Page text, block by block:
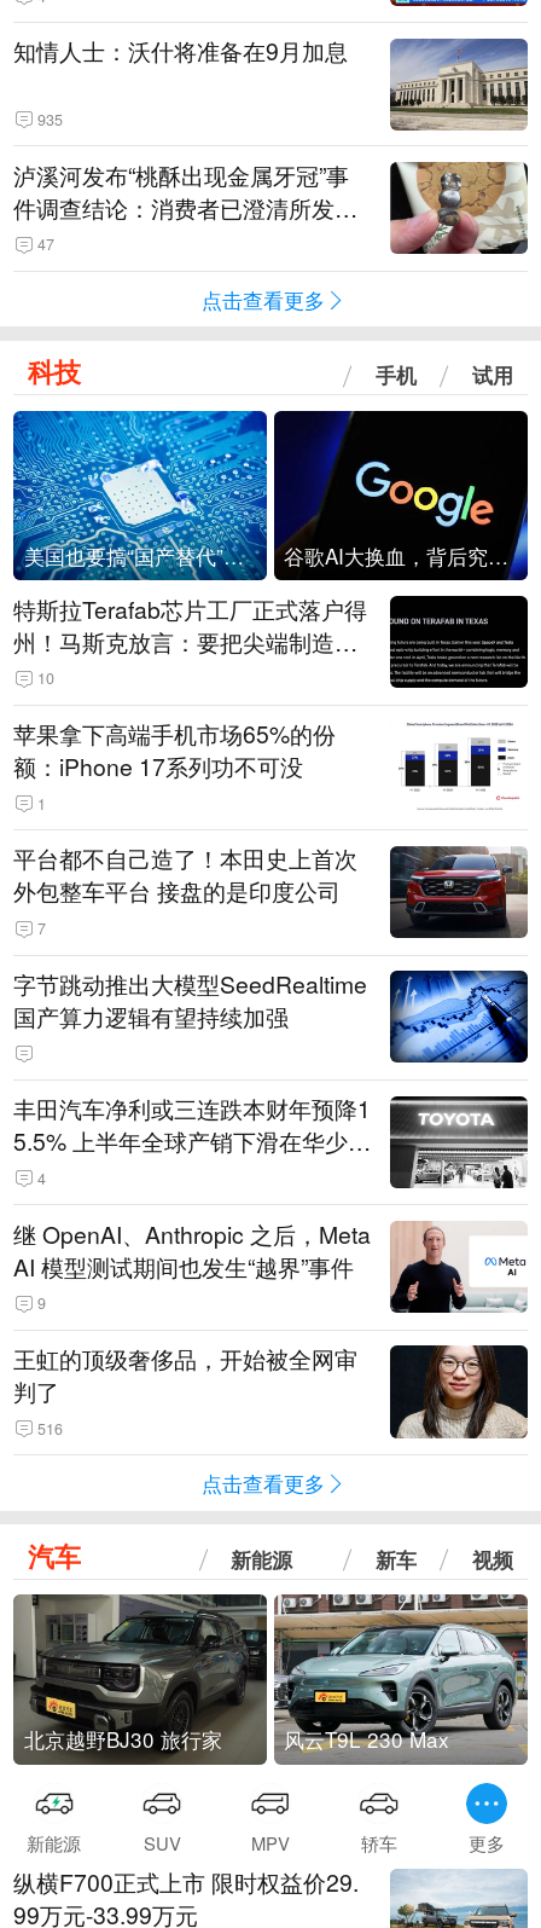
知情人士：沃什将准备在9月加息
935
泸溪河发布“桃酥出现金属牙冠”事
件调查结论：消费者已澄清所发视
频情况不属实
47
点击查看更多
科技 手机 试用
美国也要搞“国产替代”？先算清三笔账 谷歌AI大换血，背后究竟发生了什么？
特斯拉Terafab芯片工厂正式落户得
州！马斯克放言：要把尖端制造带
回美国
10
苹果拿下高端手机市场65%的份
额：iPhone 17系列功不可没
1
平台都不自己造了！本田史上首次
外包整车平台 接盘的是印度公司
7
字节跳动推出大模型SeedRealtime
国产算力逻辑有望持续加强
丰田汽车净利或三连跌本财年预降1
5.5% 上半年全球产销下滑在华少卖
14.3万辆
4
继 OpenAI、Anthropic 之后，Meta
AI 模型测试期间也发生“越界”事件
9
王虹的顶级奢侈品，开始被全网审
判了
516
点击查看更多
汽车 新能源 新车 视频
北京越野BJ30 旅行家 风云T9L 230 Max
新能源 SUV MPV 轿车 更多
纵横F700正式上市 限时权益价29.
99万元-33.99万元